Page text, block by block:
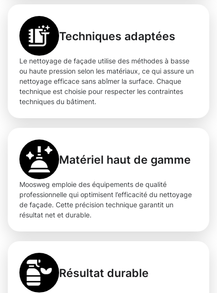
Techniques adaptées
Le nettoyage de façade utilise des méthodes à basse
ou haute pression selon les matériaux, ce qui assure un
nettoyage efficace sans abîmer la surface. Chaque
technique est choisie pour respecter les contraintes
techniques du bâtiment.
Matériel haut de gamme
Moosweg emploie des équipements de qualité
professionnelle qui optimisent l’efficacité du nettoyage
de façade. Cette précision technique garantit un
résultat net et durable.
Résultat durable